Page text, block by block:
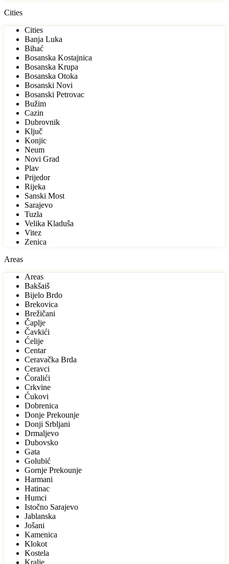
Cities
Cities
Banja Luka
Bihać
Bosanska Kostajnica
Bosanska Krupa
Bosanska Otoka
Bosanski Novi
Bosanski Petrovac
Bužim
Cazin
Dubrovnik
Ključ
Konjic
Neum
Novi Grad
Plav
Prijedor
Rijeka
Sanski Most
Sarajevo
Tuzla
Velika Kladuša
Vitez
Zenica
Areas
Areas
Bakšaiš
Bijelo Brdo
Brekovica
Brežičani
Čaplje
Čavkići
Ćelije
Centar
Ceravačka Brda
Ceravci
Ćoralići
Crkvine
Ćukovi
Dobrenica
Donje Prekounje
Donji Srbljani
Drmaljevo
Dubovsko
Gata
Golubić
Gornje Prekounje
Harmani
Hatinac
Humci
Istočno Sarajevo
Jablanska
Jošani
Kamenica
Klokot
Kostela
Kralje